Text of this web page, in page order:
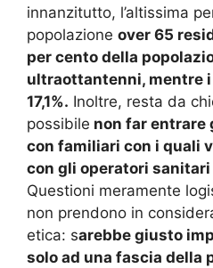
innanzitutto, l’altissima
popolazione over 65
per cento della
ultraottantenni, mentre
17,1%. Inoltre, resta da
possibile non far entrare
con familiari con i quali
con gli operatori
Questioni meramente
non prendono in
etica: sarebbe giusto
solo ad una fascia della